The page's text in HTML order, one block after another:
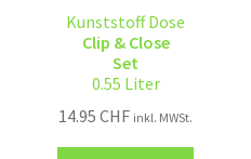
Kunststoff Dose
Clip & Close
Set
0.55 Liter
14.95CHF inkl. MWSt.